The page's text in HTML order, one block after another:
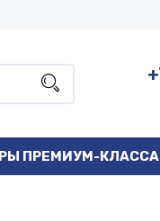
ПРЕМИУМ-КЛАССА